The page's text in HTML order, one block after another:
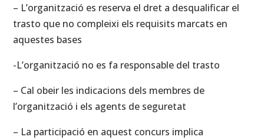
– L’organització es reserva el dret a desqualificar el
trasto que no compleixi els requisits marcats en
aquestes bases
-L’organització no es fa responsable del trasto
– Cal obeir les indicacions dels membres de
l’organització i els agents de seguretat
– La participació en aquest concurs implica